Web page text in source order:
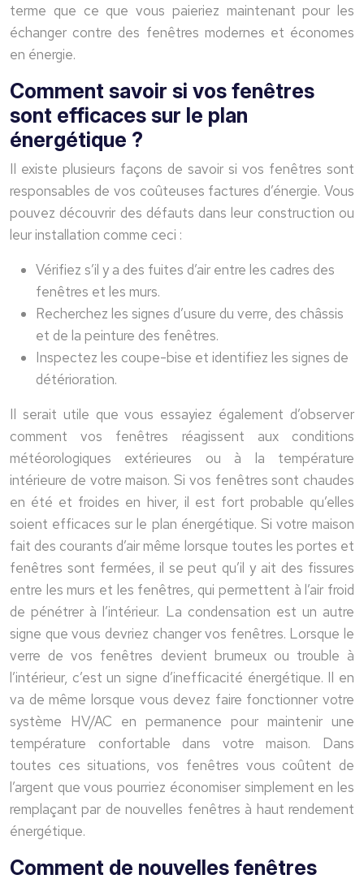
terme que ce que vous paieriez maintenant pour les
échanger contre des fenêtres modernes et économes
en énergie.
Comment savoir si vos fenêtres
sont efficaces sur le plan
énergétique ?
Il existe plusieurs façons de savoir si vos fenêtres sont
responsables de vos coûteuses factures d’énergie. Vous
pouvez découvrir des défauts dans leur construction ou
leur installation comme ceci :
Vérifiez s’il y a des fuites d’air entre les cadres des
fenêtres et les murs.
Recherchez les signes d’usure du verre, des châssis
et de la peinture des fenêtres.
Inspectez les coupe-bise et identifiez les signes de
détérioration.
Il serait utile que vous essayiez également d’observer
comment vos fenêtres réagissent aux conditions
météorologiques extérieures ou à la température
intérieure de votre maison. Si vos fenêtres sont chaudes
en été et froides en hiver, il est fort probable qu’elles
soient efficaces sur le plan énergétique. Si votre maison
fait des courants d’air même lorsque toutes les portes et
fenêtres sont fermées, il se peut qu’il y ait des fissures
entre les murs et les fenêtres, qui permettent à l’air froid
de pénétrer à l’intérieur. La condensation est un autre
signe que vous devriez changer vos fenêtres. Lorsque le
verre de vos fenêtres devient brumeux ou trouble à
l’intérieur, c’est un signe d’inefficacité énergétique. Il en
va de même lorsque vous devez faire fonctionner votre
système HV/AC en permanence pour maintenir une
température confortable dans votre maison. Dans
toutes ces situations, vos fenêtres vous coûtent de
l’argent que vous pourriez économiser simplement en les
remplaçant par de nouvelles fenêtres à haut rendement
énergétique.
Comment de nouvelles fenêtres